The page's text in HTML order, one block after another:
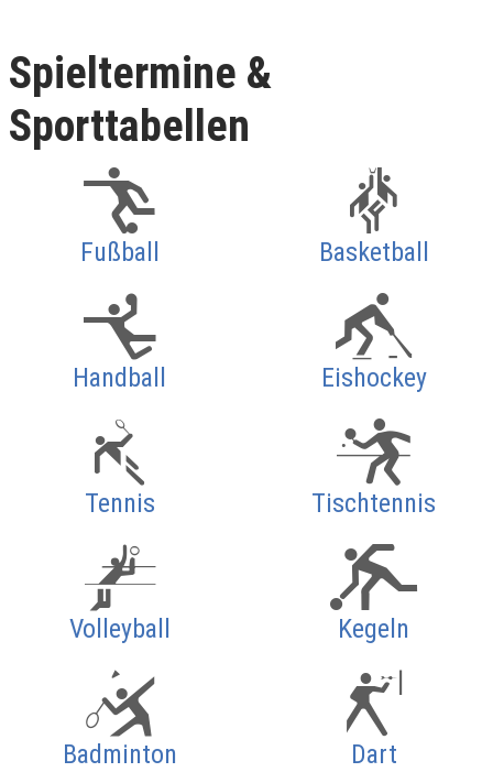
Spieltermine &
Sporttabellen
Fußball Basketball
Handball Eishockey
Tennis Tischtennis
Volleyball Kegeln
Badminton Dart